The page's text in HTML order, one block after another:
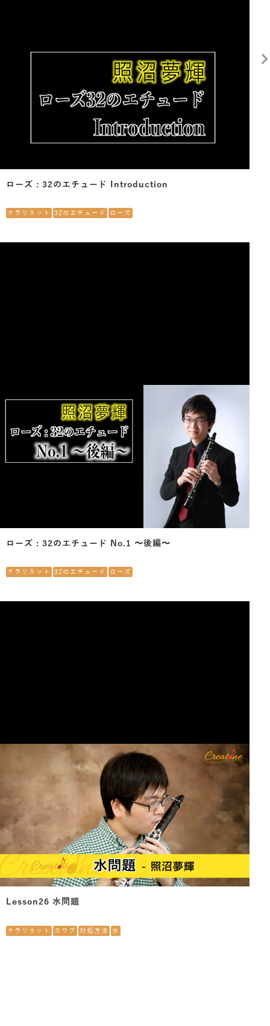
ローズ : 32のエチュード Introduction
クラリネット 32のエチュード ローズ
ローズ : 32のエチュード No.1 〜後編〜
クラリネット 32のエチュード ローズ
Lesson26 水問題
クラリネット スワブ 対処方法 水